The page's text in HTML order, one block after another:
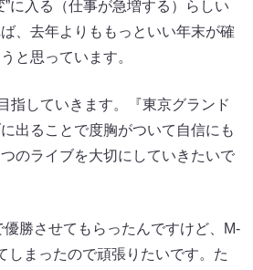
に入る（仕事が急増する）らしい
、去年よりももっといい年末が確
と思っています。
指していきます。『東京グランド
出ることで度胸がついて自信にも
のライブを大切にしていきたいで
勝させてもらったんですけど、M-
しまったので頑張りたいです。た